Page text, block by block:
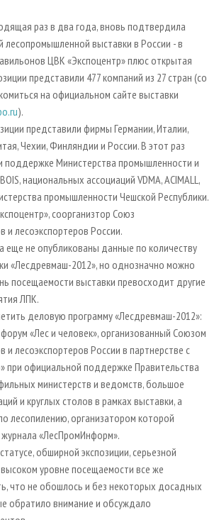
МАТЕРИАЛЫ
REVIEW
раз в два года, вновь подтвердила
лесопромышленной выставки в России - в
ЦВК «Экспоцентр» плюс открытая
представили 477 компаний из 27 стран (со
на официальном сайте выставки
).
представили фирмы Германии, Италии,
Чехии, Финляндии и России. В этот раз
поддержке Министерства промышленности и
национальных ассоциаций VDMA, ACIMALL,
промышленности Чешской Республики.
соорганизтор Союз
и лесоэкспортеров России.
еще не опубликованы данные по количеству
«Лесдревмаш-2012», но однозначно можно
посещаемости выставки превосходит другие
ЛПК.
деловую программу «Лесдревмаш-2012»:
«Лес и человек», организованный Союзом
лесоэкспортеров России в партнерстве с
при официальной поддержке Правительства
министерств и ведомств, большое
и круглых столов в рамках выставки, а
лесопилению, организатором которой
«ЛесПромИнформ».
обширной экспозиции, серьезной
уровне посещаемости все же
что не обошлось и без некоторых досадных
обратило внимание и обсуждало